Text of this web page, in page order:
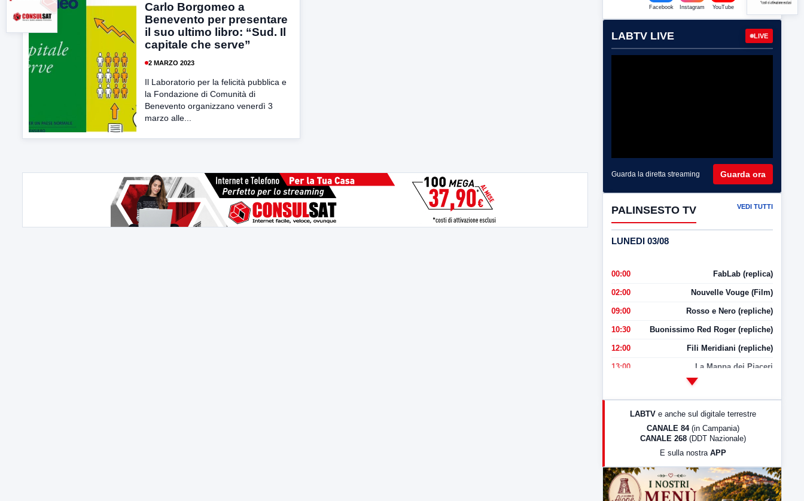
Carlo Borgomeo a
Benevento per presentare
il suo ultimo libro: “Sud. Il
capitale che serve”
2 MARZO 2023
Il Laboratorio per la felicità pubblica e
la Fondazione di Comunità di
Benevento organizzano venerdì 3
marzo alle...
Facebook Instagram YouTube
LABTV LIVE LIVE
Guarda la diretta streaming Guarda ora
PALINSESTO TV VEDI TUTTI
LUNEDI 03/08
00:00 FabLab (replica)
02:00 Nouvelle Vouge (Film)
09:00 Rosso e Nero (repliche)
10:30 Buonissimo Red Roger (repliche)
12:00 Fili Meridiani (repliche)
13:00 La Mappa dei Piaceri
LabNews (Diretta)
23:00 LabNews (replica)
LABTV e anche sul digitale terrestre
CANALE 84 (in Campania)
CANALE 268 (DDT Nazionale)
E sulla nostra APP